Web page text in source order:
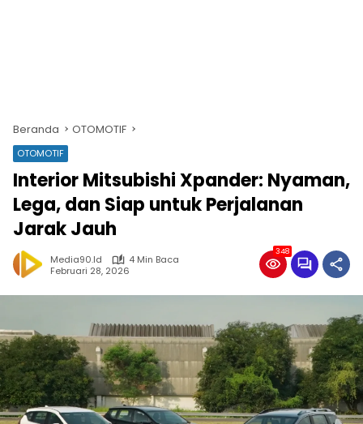
Beranda OTOMOTIF
OTOMOTIF
Interior Mitsubishi Xpander: Nyaman,
Lega, dan Siap untuk Perjalanan
Jarak Jauh
Media90.id
4 Min Baca
Februari 28, 2026
348